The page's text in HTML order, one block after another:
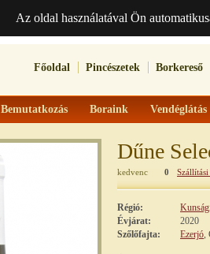
Az oldal használatával Ön
Főoldal Pincészetek Borkereső
Bemutatkozás Boraink Vendéglátás
Dűne
kedvenc 0
Régió:
Évjárat:
2020
Szőlőfajta:
Ezerjó,